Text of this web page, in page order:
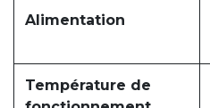
Alimentation
Température de